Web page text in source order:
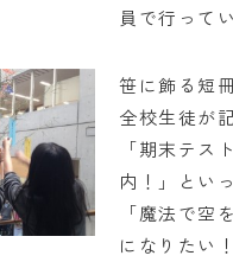
このサイトについて
情報の取り扱いについて
員で行って
笹に飾る短
全校生徒が
「期末テス
内！」とい
「魔法で空
になりたい